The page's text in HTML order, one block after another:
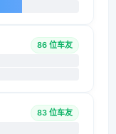
86 位车友
83 位车友